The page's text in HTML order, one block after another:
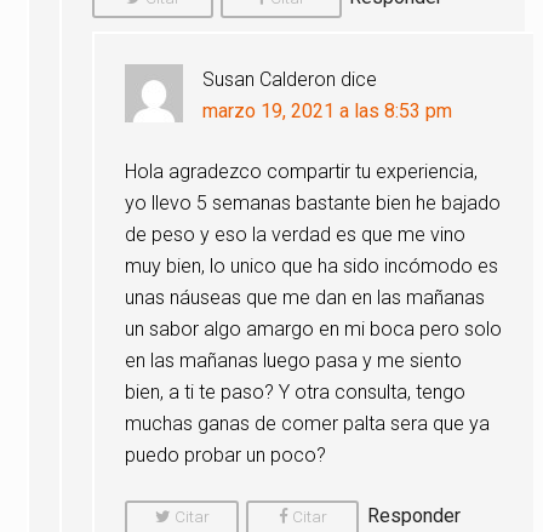
Comentario
Comentario
Susan Calderon dice
marzo 19, 2021 a las 8:53 pm
Hola agradezco compartir tu experiencia,
yo llevo 5 semanas bastante bien he bajado
de peso y eso la verdad es que me vino
muy bien, lo unico que ha sido incómodo es
unas náuseas que me dan en las mañanas
un sabor algo amargo en mi boca pero solo
en las mañanas luego pasa y me siento
bien, a ti te paso? Y otra consulta, tengo
muchas ganas de comer palta sera que ya
puedo probar un poco?
Citar
Citar
Responder